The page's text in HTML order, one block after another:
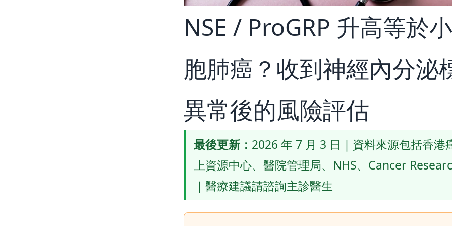
NSE / ProGRP 升高等於
胞肺癌？收到神經內分泌
異常後的風險評估
最後更新： 2026 年 7 月 3 日｜資料來源包括香港
上資源中心、醫院管理局、NHS、Cancer
｜醫療建議請諮詢主診醫生